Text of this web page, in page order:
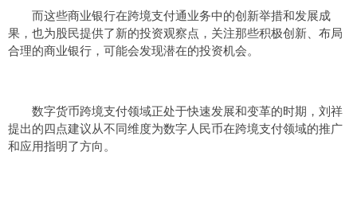
而这些商业银行在跨境支付通业务中的创新举措和发展成
果，也为股民提供了新的投资观察点，关注那些积极创新、布局
合理的商业银行，可能会发现潜在的投资机会。
数字货币跨境支付领域正处于快速发展和变革的时期，刘祥
提出的四点建议从不同维度为数字人民币在跨境支付领域的推广
和应用指明了方向。